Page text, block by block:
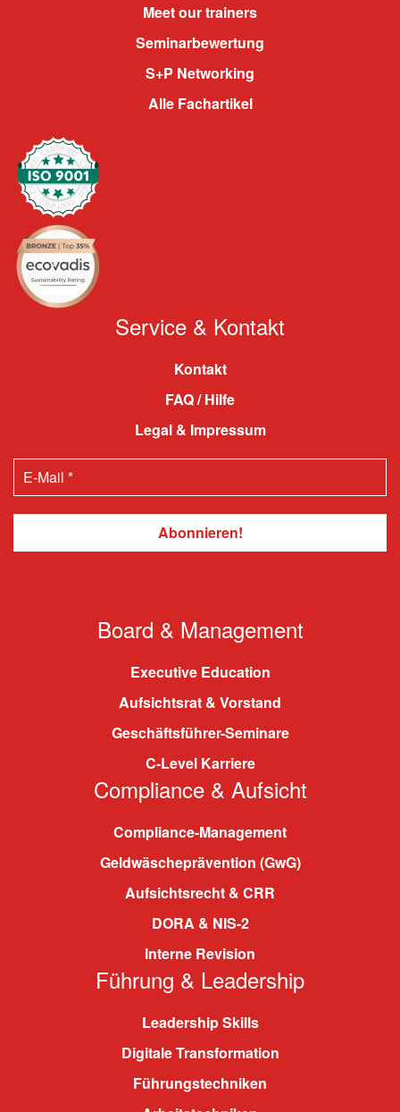
Meet our trainers
Seminarbewertung
S+P Networking
Alle Fachartikel
Service & Kontakt
Kontakt
FAQ / Hilfe
Legal & Impressum
Board & Management
Executive Education
Aufsichtsrat & Vorstand
Geschäftsführer-Seminare
C-Level Karriere
Compliance & Aufsicht
Compliance-Management
Geldwäscheprävention (GwG)
Aufsichtsrecht & CRR
DORA & NIS-2
Interne Revision
Führung & Leadership
Leadership Skills
Digitale Transformation
Führungstechniken